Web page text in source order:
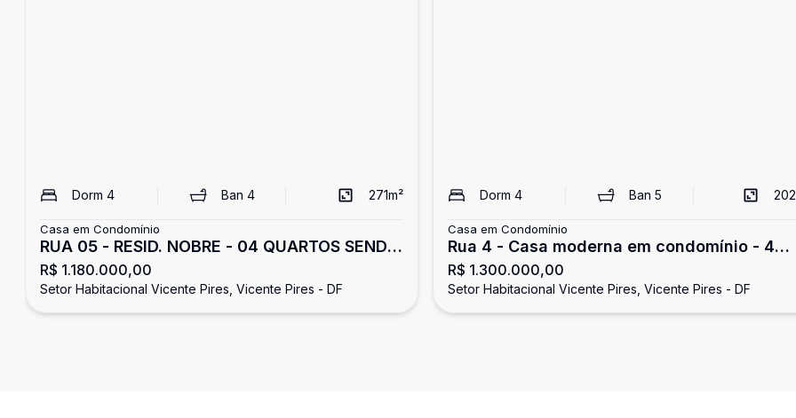
Dorm 4 Ban 4 271m²
Casa em Condomínio
RUA 05 - RESID. NOBRE - 04 QUARTOS SENDO
02 SUÍTES - EDÍCULA - VICENTE PIRES/DF
R$ 1.180.000,00
Setor Habitacional Vicente Pires, Vicente Pires - DF
Dorm 4 Ban 5 202
Casa em Condomínio
Rua 4 - Casa moderna em condomínio - 4
quartos - suíte - closet - varanda - Vicente
Pires.
R$ 1.300.000,00
Setor Habitacional Vicente Pires, Vicente Pires - DF